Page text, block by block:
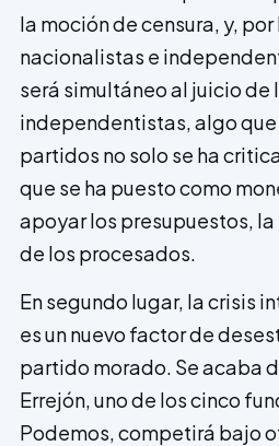
la moción de censura, y,
nacionalistas e
será simultáneo al juicio de
independentistas, algo
partidos no solo se ha
que se ha puesto como
apoyar los presupuestos,
de los procesados.
En segundo lugar, la crisis
es un nuevo factor de
partido morado. Se acaba
Errejón, uno de los cinco
Podemos, competirá bajo